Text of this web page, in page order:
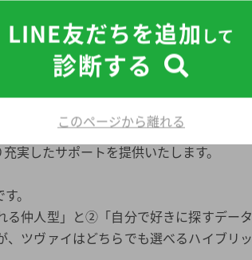
れば、いつでもスタッフにご相談くださ
いつでもご相談いただけます。
見合いのセッティングやお相手のお気持
実したサポートを提供いたします。
。
仲人型」と②「自分で好きに探すデータ
ツヴァイはどちらでも選べるハイブリッ
LINE友だちを追加 して
診断する
このページから離れる